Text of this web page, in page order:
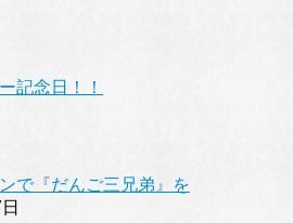
記念日！！
で『だんご三兄弟』を